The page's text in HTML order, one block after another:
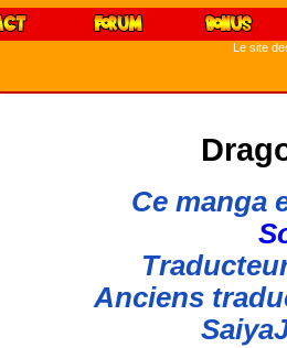
Le site
Ce manga
Anciens